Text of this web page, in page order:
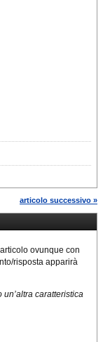
articolo successivo »
ovunque con
risposta apparirà
caratteristica